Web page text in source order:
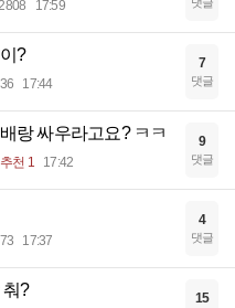
17:59
?
17:44
7
댓글
랑 싸우라고요? ㅋㅋ
추천 1 17:42
9
댓글
17:37
4
댓글
춰? 15